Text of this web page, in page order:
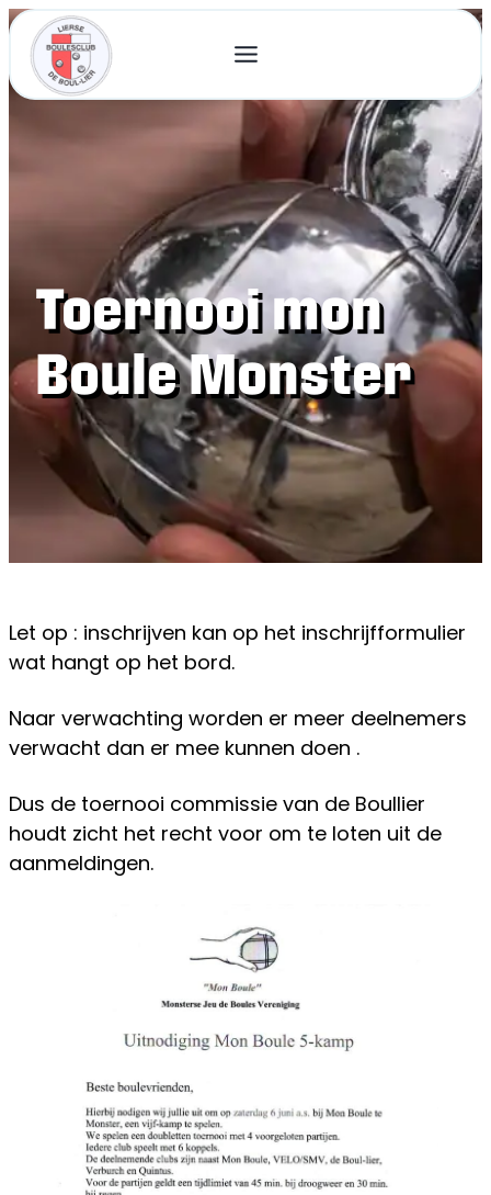
Toernooi mon
Boule Monster
Let op : inschrijven kan op het inschrijfformulier
wat hangt op het bord.
Naar verwachting worden er meer deelnemers
verwacht dan er mee kunnen doen .
Dus de toernooi commissie van de Boullier
houdt zicht het recht voor om te loten uit de
aanmeldingen.